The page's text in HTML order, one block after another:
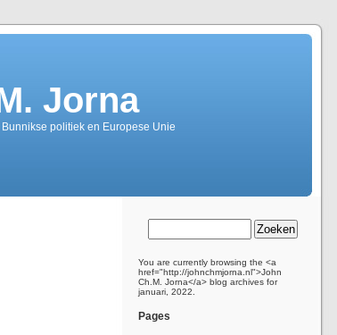
Jorna
politiek en Europese Unie
You are currently browsing the <a
href="http://johnchmjorna.nl">John
Ch.M. Jorna</a> blog archives for
januari, 2022.
Pages